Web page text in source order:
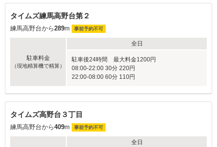
タイムズ練馬高野台第２
練馬高野台から289m 事前予約不可
駐車料金
（現地精算機で精算）
全日
駐車後24時間 最大料金1200円
08:00-22:00 30分 220円
22:00-08:00 60分 110円
タイムズ高野台３丁目
練馬高野台から409m 事前予約不可
全日